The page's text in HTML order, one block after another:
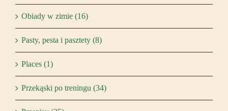
Obiady w zimie (16)
Pasty, pesta i pasztety (8)
Places (1)
Przekąski po treningu (34)